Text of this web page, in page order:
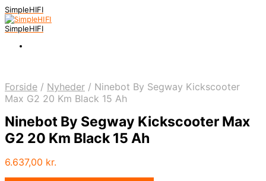
SimpleHIFI
SimpleHIFI
Forside / Nyheder / Ninebot By Segway Kickscooter
Max G2 20 Km Black 15 Ah
Ninebot By Segway Kickscooter Max
G2 20 Km Black 15 Ah
6.637,00 kr.